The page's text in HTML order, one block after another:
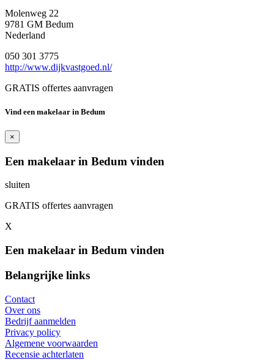
Molenweg 22
9781 GM Bedum
Nederland
050 301 3775
http://www.dijkvastgoed.nl/
GRATIS offertes aanvragen
Vind een makelaar in Bedum
×
Een makelaar in Bedum vinden
sluiten
GRATIS offertes aanvragen
X
Een makelaar in Bedum vinden
Belangrijke links
Contact
Over ons
Bedrijf aanmelden
Privacy policy
Algemene voorwaarden
Recensie achterlaten